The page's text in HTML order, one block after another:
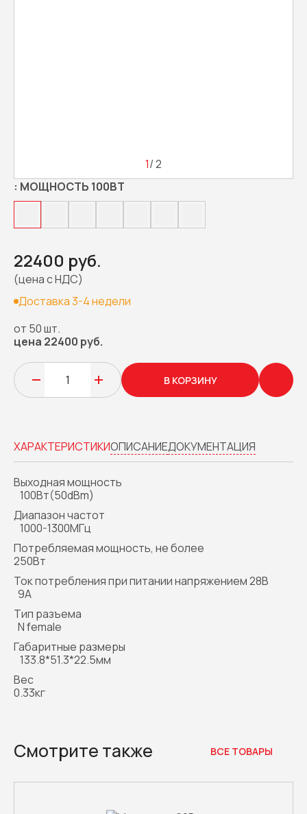
1/ 2
: МОЩНОСТЬ 100ВТ
22400 руб.
(цена с НДС)
Доставка 3-4 недели
от 50 шт.
цена 22400 руб.
В КОРЗИНУ
ХАРАКТЕРИСТИКИОПИСАНИЕДОКУМЕНТАЦИЯ
Выходная мощность
100Вт(50dBm)
Диапазон частот
1000-1300МГц
Потребляемая мощность, не более
250Вт
Ток потребления при питании напряжением 28В
9A
Тип разъема
N female
Габаритные размеры
133.8*51.3*22.5мм
Вес
0.33кг
Смотрите также ВСЕ ТОВАРЫ